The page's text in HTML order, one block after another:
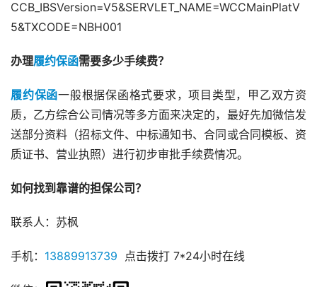
CCB_IBSVersion=V5&SERVLET_NAME=WCCMainPlatV
5&TXCODE=NBH001
办理履约保函需要多少手续费？
履约保函一般根据保函格式要求，项目类型，甲乙双方资
质，乙方综合公司情况等多方面来决定的，最好先加微信发
送部分资料（招标文件、中标通知书、合同或合同模板、资
质证书、营业执照）进行初步审批手续费情况。
如何找到靠谱的担保公司？
联系人：苏枫
手机： 13889913739 点击拨打 7*24小时在线